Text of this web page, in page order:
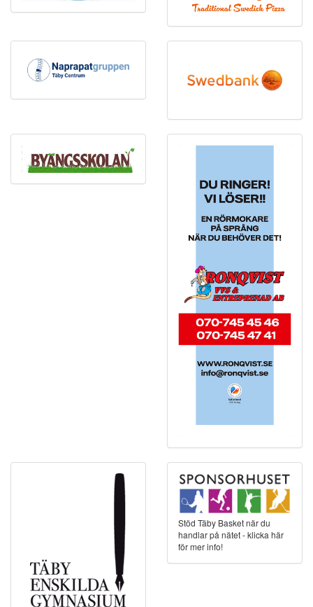
Stöd Täby Basket när du
handlar på nätet - klicka här
för mer info!